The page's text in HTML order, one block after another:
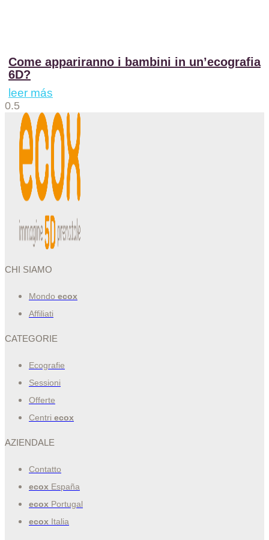
Come appariranno i bambini in un’ecografia
6D?
leer más
CHI SIAMO
Mondo ecox
Affiliati
CATEGORIE
Ecografie
Sessioni
Offerte
Centri ecox
AZIENDALE
Contatto
ecox España
ecox Portugal
ecox Italia